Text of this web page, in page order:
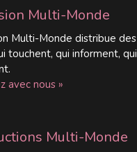
Multi-Monde
Multi-Monde distribue des
touchent, qui informent, qui
avec nous »
Multi-Monde